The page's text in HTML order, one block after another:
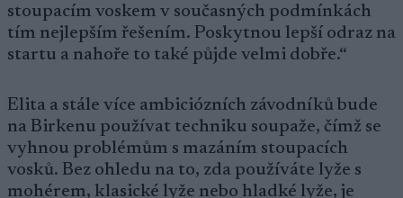
stoupacím voskem v současných podmínkách
tím nejlepším řešením. Poskytnou lepší odraz na
startu a nahoře to také půjde velmi dobře.“
Elita a stále více ambiciózních závodníků bude
na Birkenu používat techniku soupaže, čímž se
vyhnou problémům s mazáním stoupacích
vosků. Bez ohledu na to, zda používáte lyže s
mohérem, klasické lyže nebo hladké lyže, je